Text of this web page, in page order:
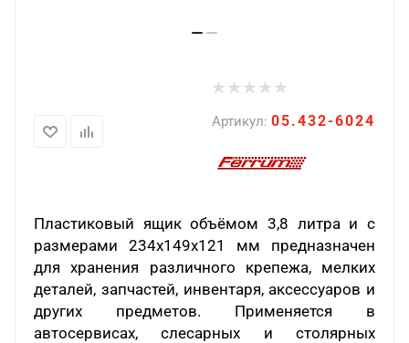
Артикул: 05.432-6024
Пластиковый ящик объёмом 3,8 литра и с
размерами 234x149x121 мм предназначен
для хранения различного крепежа, мелких
деталей, запчастей, инвентаря, аксессуаров и
других предметов. Применяется в
автосервисах, слесарных и столярных